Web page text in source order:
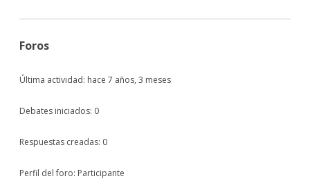
Foros
Última actividad: hace 7 años, 3 meses
Debates iniciados: 0
Respuestas creadas: 0
Perfil del foro: Participante